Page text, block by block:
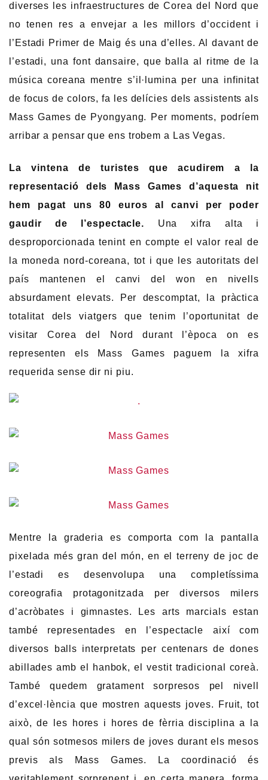
diverses les infraestructures de Corea del Nord que
no tenen res a envejar a les millors d’occident i
l’Estadi Primer de Maig és una d’elles. Al davant de
l’estadi, una font dansaire, que balla al ritme de la
música coreana mentre s’il·lumina per una infinitat
de focus de colors, fa les delícies dels assistents als
Mass Games de Pyongyang. Per moments, podríem
arribar a pensar que ens trobem a Las Vegas.
La vintena de turistes que acudirem a la
representació dels Mass Games d’aquesta nit
hem pagat uns 80 euros al canvi per poder
gaudir de l’espectacle. Una xifra alta i
desproporcionada tenint en compte el valor real de
la moneda nord-coreana, tot i que les autoritats del
país mantenen el canvi del won en nivells
absurdament elevats. Per descomptat, la pràctica
totalitat dels viatgers que tenim l’oportunitat de
visitar Corea del Nord durant l’època on es
representen els Mass Games paguem la xifra
requerida sense dir ni piu.
Mentre la graderia es comporta com la pantalla
pixelada més gran del món, en el terreny de joc de
l’estadi es desenvolupa una completíssima
coreografia protagonitzada per diversos milers
d’acròbates i gimnastes. Les arts marcials estan
també representades en l’espectacle així com
diversos balls interpretats per centenars de dones
abillades amb el hanbok, el vestit tradicional coreà.
També quedem gratament sorpresos pel nivell
d’excel·lència que mostren aquests joves. Fruit, tot
això, de les hores i hores de fèrria disciplina a la
qual són sotmesos milers de joves durant els mesos
previs als Mass Games. La coordinació és